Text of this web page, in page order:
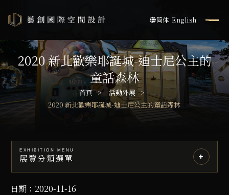
简体 English
2020 新北歡樂耶誕城-迪士尼公主的
童話森林
首頁
活動外展
2020 新北歡樂耶誕城-迪士尼公主的童話森林
EXHIBITION MENU
展覽分類選單
日期：2020-11-16